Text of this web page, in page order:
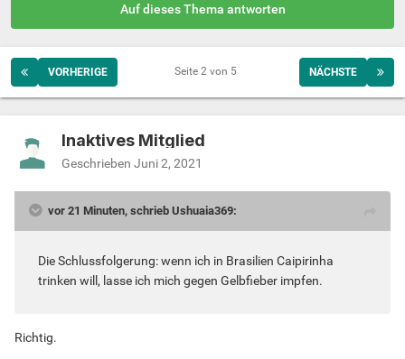
Auf dieses Thema antworten
VORHERIGE NÄCHSTE
Seite 2 von 5
Inaktives Mitglied
Geschrieben Juni 2, 2021
vor 21 Minuten, schrieb Ushuaia369:
Die Schlussfolgerung: wenn ich in Brasilien Caipirinha
trinken will, lasse ich mich gegen Gelbfieber impfen.
Richtig.